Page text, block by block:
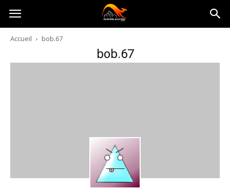
Australia-
australie.com
Accueil bob.67
bob.67